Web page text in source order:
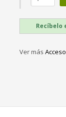
Recíbelo
Ver más